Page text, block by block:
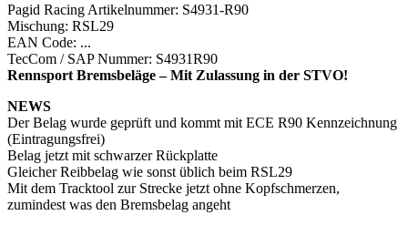
Pagid Racing Artikelnummer: S4931-R90
Mischung: RSL29
EAN Code: ...
TecCom / SAP Nummer: S4931R90
Rennsport Bremsbeläge – Mit Zulassung in der STVO!
NEWS
Der Belag wurde geprüft und kommt mit ECE R90 Kennzeichnung
(Eintragungsfrei)
Belag jetzt mit schwarzer Rückplatte
Gleicher Reibbelag wie sonst üblich beim RSL29
Mit dem Tracktool zur Strecke jetzt ohne Kopfschmerzen,
zumindest was den Bremsbelag angeht